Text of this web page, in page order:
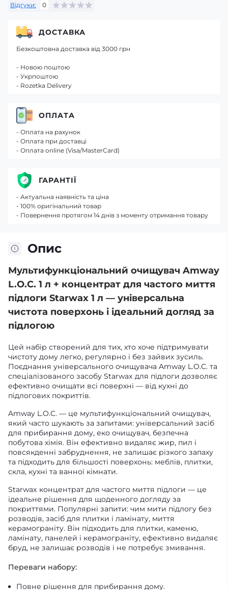
Відгуки: 0
Опис
Мультифункціональний очищувач Amway
L.O.C. 1 л + концентрат для частого миття
підлоги Starwax 1 л — універсальна
чистота поверхонь і ідеальний догляд за
підлогою
Цей набір створений для тих, хто хоче підтримувати
чистоту дому легко, регулярно і без зайвих зусиль.
Поєднання універсального очищувача Amway L.O.C. та
спеціалізованого засобу Starwax для підлоги дозволяє
ефективно очищати всі поверхні — від кухні до
підлогових покриттів.
Amway L.O.C. — це мультифункціональний очищувач,
який часто шукають за запитами: універсальний засіб
для прибирання дому, еко очищувач, безпечна
побутова хімія. Він ефективно видаляє жир, пил і
повсякденні забруднення, не залишає різкого запаху
та підходить для більшості поверхонь: меблів, плитки,
скла, кухні та ванної кімнати.
Starwax концентрат для частого миття підлоги — це
ідеальне рішення для щоденного догляду за
покриттями. Популярні запити: чим мити підлогу без
розводів, засіб для плитки і ламінату, миття
керамограніту. Він підходить для плитки, каменю,
ламінату, панелей і керамограніту, ефективно видаляє
бруд, не залишає розводів і не потребує змивання.
Переваги набору:
Повне рішення для прибирання дому.
ДОСТАВКА
Безкоштовна доставка від 3000 грн
- Новою поштою
- Укрпоштою
- Rozetka Delivery
ОПЛАТА
- Оплата на рахунок
- Оплата при доставці
- Оплата online (Visa/MasterCard)
ГАРАНТІЇ
- Актуальна наявність та ціна
- 100% оригінальний товар
- Повернення протягом 14 днів з моменту отримання товару